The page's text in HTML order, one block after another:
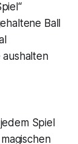
Ball
Spiel